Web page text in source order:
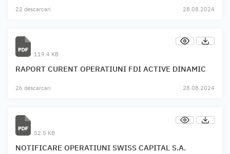
22 descarcari 28.08.2024
119.4 KB
RAPORT CURENT OPERATIUNI FDI ACTIVE DINAMIC
26 descarcari 28.08.2024
52.5 KB
NOTIFICARE OPERATIUNI SWISS CAPITAL S.A.